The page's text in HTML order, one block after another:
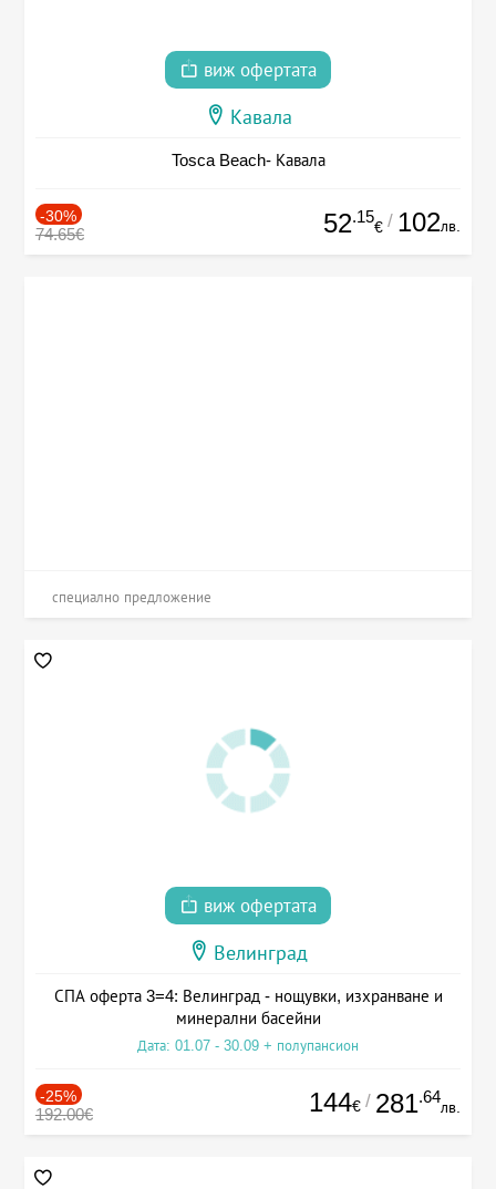
виж офертата
Кавала
Tosca Beach- Кавала
-30%
74.65€ 52.15
€ / 102лв.
специално предложение
виж офертата
Велинград
СПА оферта 3=4: Велинград - нощувки, изхранване и
минерални басейни
Дата: 01.07 - 30.09 + полупансион
-25%
192.00€ 144€ / 281.64
лв.